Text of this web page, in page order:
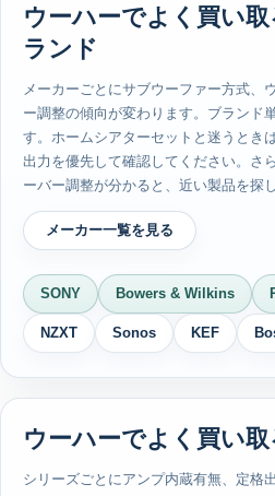
ウーハーでよく買い
ランド
メーカーごとにサブウーファー方式、
ー調整の傾向が変わります。ブランド
す。ホームシアターセットと迷うとき
出力を優先して確認してください。さ
ーバー調整が分かると、近い製品を探
メーカー一覧を見る
SONY Bowers & Wilkins
NZXT Sonos KEF
ウーハーでよく買い
シリーズごとにアンプ内蔵有無、定格